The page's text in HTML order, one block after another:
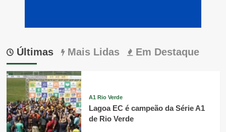
Últimas Mais Lidas Em Destaque
A1 Rio Verde
Lagoa EC é campeão da Série A1
de Rio Verde